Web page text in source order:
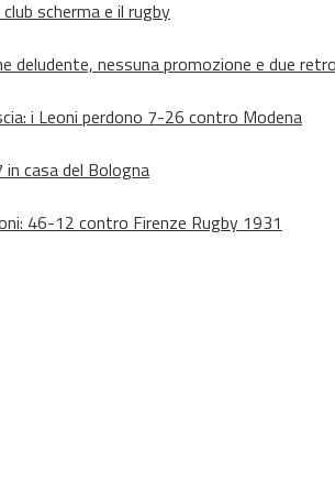
scherma e il rugby
deludente, nessuna promozione e due
i Leoni perdono 7-26 contro Modena
casa del Bologna
46-12 contro Firenze Rugby 1931